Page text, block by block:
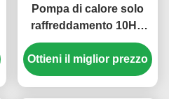
Pompa di calore solo
raffreddamento 10HP
380V 3N/50Hz per il
raffreddamento dei
tessuti
Ottieni il miglior prezzo